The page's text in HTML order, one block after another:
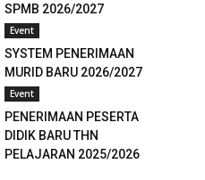
SPMB 2026/2027
Event
SYSTEM PENERIMAAN
MURID BARU 2026/2027
Event
PENERIMAAN PESERTA
DIDIK BARU THN
PELAJARAN 2025/2026